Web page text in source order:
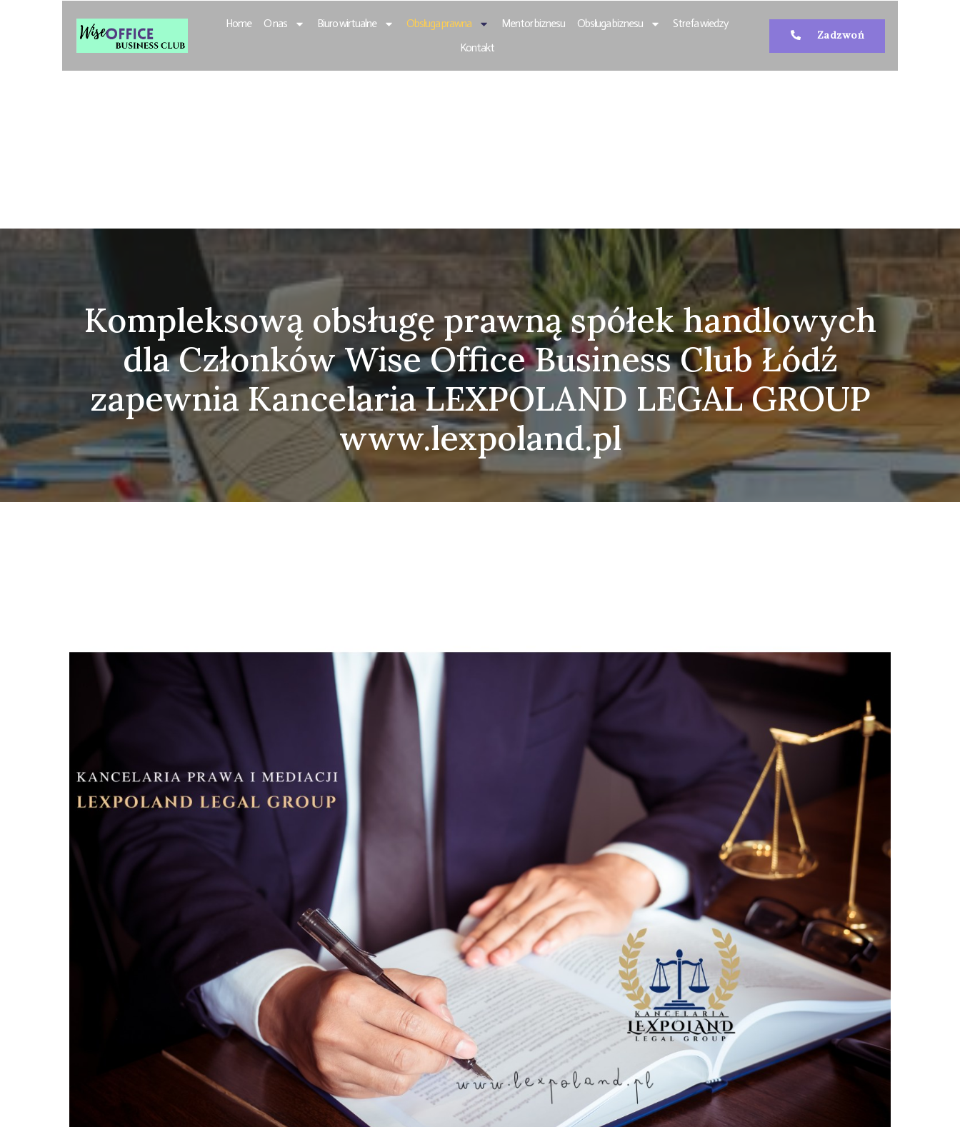
Home O nas Biuro wirtualne Obsługa prawna Mentor biznesu Obsługa biznesu
Strefa wiedzy
Kontakt
Zadzwoń
Kompleksową obsługę prawną spółek handlowych
dla Członków Wise Office Business Club Łódź
zapewnia Kancelaria LEXPOLAND LEGAL GROUP
www.lexpoland.pl